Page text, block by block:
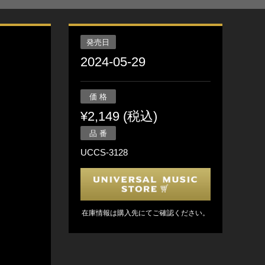
発売日
2024-05-29
価 格
¥2,149 (税込)
品 番
UCCS-3128
在庫情報は購入先にてご確認ください。